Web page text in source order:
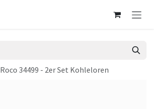
Roco 34499 - 2er Set Kohleloren